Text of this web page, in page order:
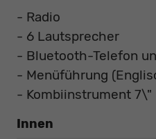
- Radio
- 6 Lautsprecher
- Bluetooth-Telefon
- Menüführung
- Kombiinstrument 7\"
Innen